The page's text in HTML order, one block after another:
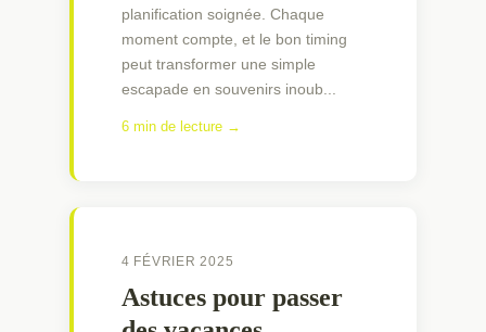
planification soignée. Chaque
moment compte, et le bon timing
peut transformer une simple
escapade en souvenirs inoub...
6 min de lecture →
4 FÉVRIER 2025
Astuces pour passer